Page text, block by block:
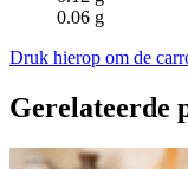
0.06 g
Druk hierop om de
Gerelateerde